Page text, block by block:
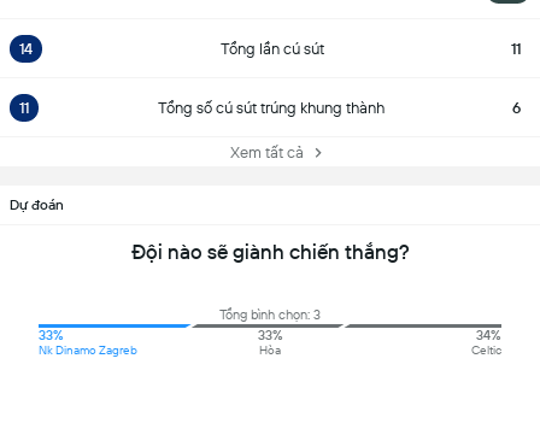
14 Tổng lần cú sút 11
11 Tổng số cú sút trúng khung thành 6
Xem tất cả
Dự đoán
Đội nào sẽ giành chiến thắng?
Tổng bình chọn: 3
33%
Nk Dinamo Zagreb
33%
Hòa
34%
Celtic